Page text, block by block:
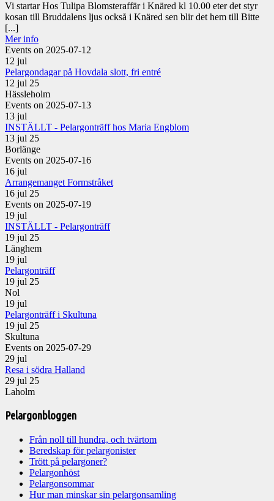
Vi startar Hos Tulipa Blomsteraffär i Knäred kl 10.00 eter det styr
kosan till Bruddalens ljus också i Knäred sen blir det hem till Bitte
[...]
Mer info
Events on 2025-07-12
12 jul
Pelargondagar på Hovdala slott, fri entré
12 jul 25
Hässleholm
Events on 2025-07-13
13 jul
INSTÄLLT - Pelargonträff hos Maria Engblom
13 jul 25
Borlänge
Events on 2025-07-16
16 jul
Arrangemanget Formstråket
16 jul 25
Events on 2025-07-19
19 jul
INSTÄLLT - Pelargonträff
19 jul 25
Länghem
19 jul
Pelargonträff
19 jul 25
Nol
19 jul
Pelargonträff i Skultuna
19 jul 25
Skultuna
Events on 2025-07-29
29 jul
Resa i södra Halland
29 jul 25
Laholm
Pelargonbloggen
Från noll till hundra, och tvärtom
Beredskap för pelargonister
Trött på pelargoner?
Pelargonhöst
Pelargonsommar
Hur man minskar sin pelargonsamling